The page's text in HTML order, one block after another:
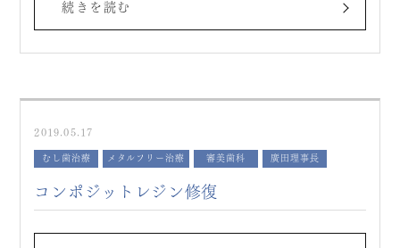
続きを読む
2019.05.17
むし歯治療 メタルフリー治療 審美歯科 廣田理事長
コンポジットレジン修復